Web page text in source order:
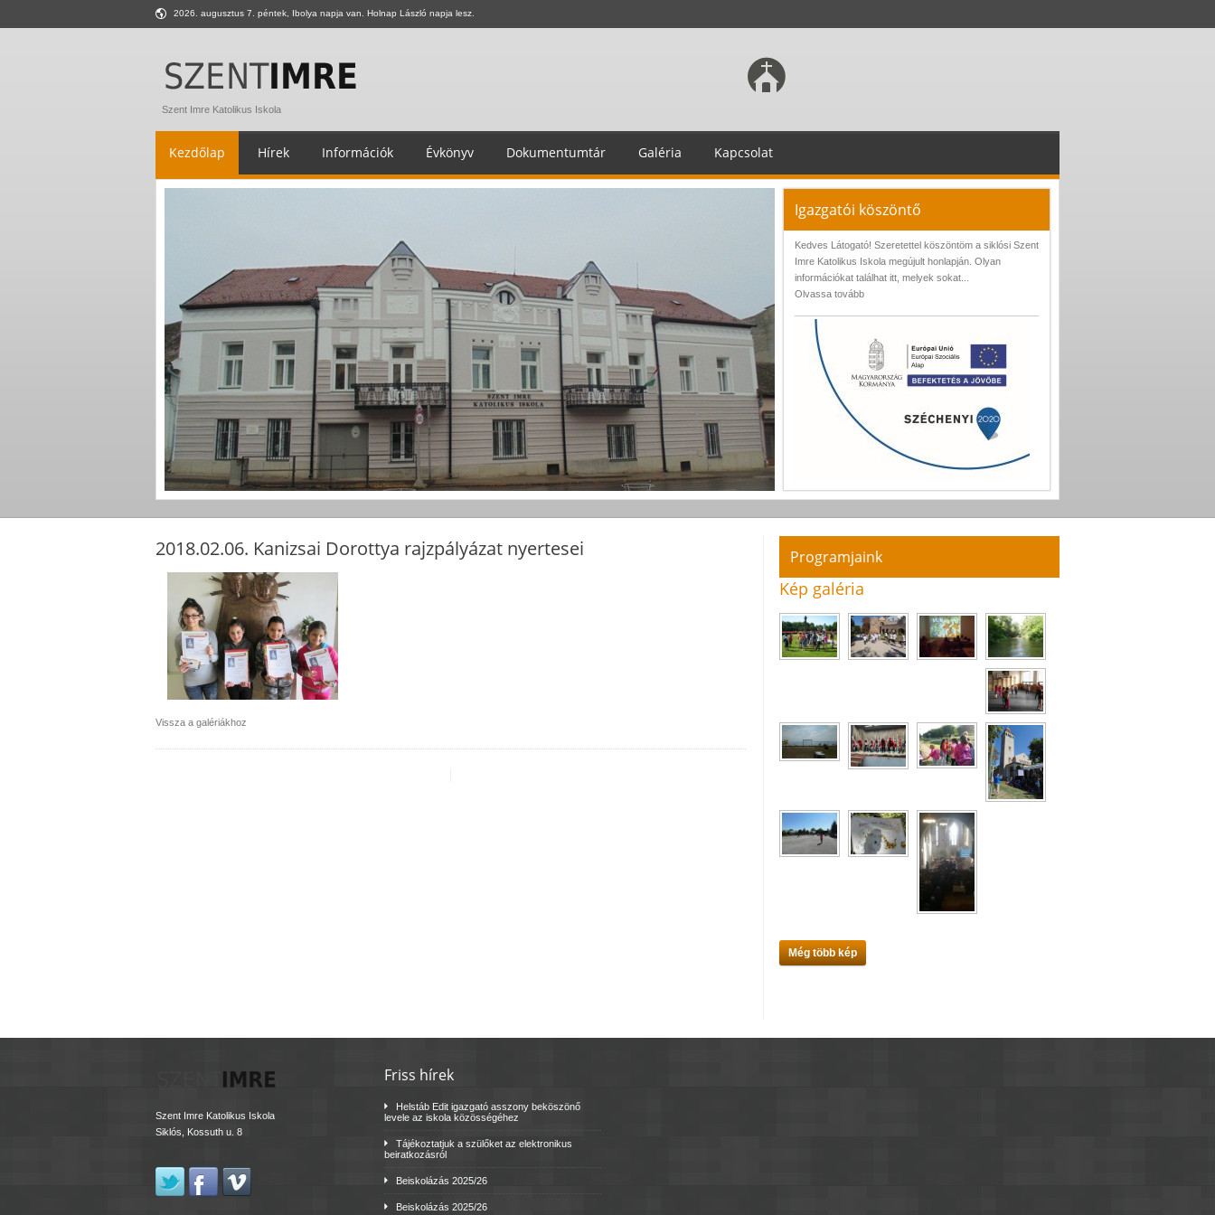
2026. augusztus 7. péntek, Ibolya napja van. Holnap László napja lesz.
Szent Imre Katolikus Iskola
Kezdőlap Hírek Információk Évkönyv Dokumentumtár Galéria Kapcsolat
Igazgatói köszöntő
Kedves Látogató! Szeretettel köszöntöm a siklósi Szent
Imre Katolikus Iskola megújult honlapján. Olyan
információkat találhat itt, melyek sokat...
Olvassa tovább
2018.02.06. Kanizsai Dorottya rajzpályázat nyertesei
Vissza a galériákhoz
Programjaink
Kép galéria
Még több kép
Szent Imre Katolikus Iskola
Siklós, Kossuth u. 8
Friss hírek
Helstáb Edit igazgató asszony beköszönő
levele az iskola közösségéhez
Tájékoztatjuk a szülőket az elektronikus
beiratkozásról
Beiskolázás 2025/26
Beiskolázás 2025/26